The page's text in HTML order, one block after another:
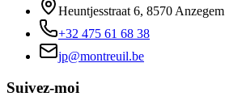
Heuntjesstraat 6, 8570 Anzegem
+32 475 61 68 38
jp@montreuil.be
Suivez-moi